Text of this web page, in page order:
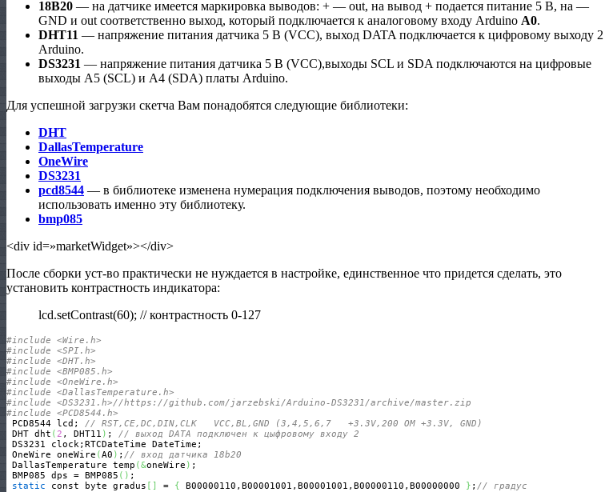
18B20 — на датчике имеется маркировка выводов: + — out, на вывод + подается питание 5 В, на —
GND и out соответственно выход, который подключается к аналоговому входу Arduino A0.
DHT11 — напряжение питания датчика 5 В (VCC), выход DATA подключается к цифровому выходу 2
Arduino.
DS3231 — напряжение питания датчика 5 В (VCC),выходы SCL и SDA подключаются на цифровые
выходы A5 (SCL) и A4 (SDA) платы Arduino.
Для успешной загрузки скетча Вам понадобятся следующие библиотеки:
DHT
DallasTemperature
OneWire
DS3231
pcd8544 — в библиотеке изменена нумерация подключения выводов, поэтому необходимо
использовать именно эту библиотеку.
bmp085
<div id=»marketWidget»></div>
После сборки уст-во практически не нуждается в настройке, единственное что придется сделать, это
установить контрастность индикатора:
lcd.setContrast(60); // контрастность 0-127
#include <Wire.h>
#include <SPI.h>
#include <DHT.h>
#include <BMP085.h>
#include <OneWire.h>
#include <DallasTemperature.h>
#include <DS3231.h>//https://github.com/jarzebski/Arduino-DS3231/archive/master.zip
#include <PCD8544.h>
PCD8544 lcd; // RST,CE,DC,DIN,CLK   VCC,BL,GND (3,4,5,6,7   +3.3V,200 OM +3.3V, GND)
DHT dht (2 , DHT11 ) ; // выход DATA подключен к цыфровому входу 2
DS3231 clock;RTCDateTime DateTime;
OneWire oneWire (A0 ) ; // вход датчика 18b20
DallasTemperature temp (&oneWire ) ;
BMP085 dps = BMP085 ( ) ;
static const byte gradus [ ] = { B00000110,B00001001,B00001001,B00000110,B00000000 } ; // градус